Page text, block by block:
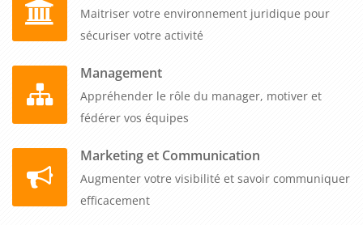
Maitriser votre environnement juridique pour
sécuriser votre activité
Management
Appréhender le rôle du manager, motiver et
fédérer vos équipes
Marketing et Communication
Augmenter votre visibilité et savoir communiquer
efficacement